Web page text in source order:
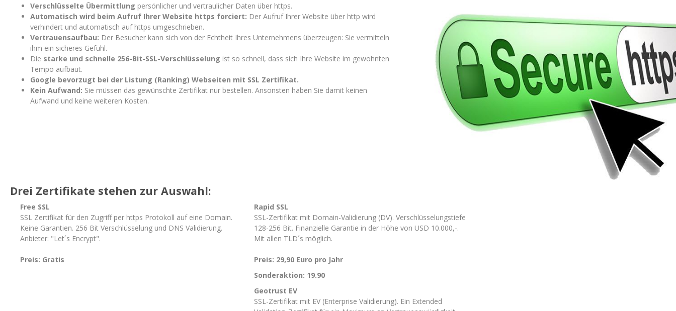
Verschlüsselte Übermittlung persönlicher und vertraulicher Daten über https.
Automatisch wird beim Aufruf Ihrer Website https forciert: Der Aufruf Ihrer Website über http wird
verhindert und automatisch auf https umgeschrieben.
Vertrauensaufbau: Der Besucher kann sich von der Echtheit Ihres Unternehmens überzeugen: Sie vermitteln
ihm ein sicheres Gefühl.
Die starke und schnelle 256-Bit-SSL-Verschlüsselung ist so schnell, dass sich Ihre Website im gewohnten
Tempo aufbaut.
Google bevorzugt bei der Listung (Ranking) Webseiten mit SSL Zertifikat.
Kein Aufwand: Sie müssen das gewünschte Zertifikat nur bestellen. Ansonsten haben Sie damit keinen
Aufwand und keine weiteren Kosten.
Drei Zertifikate stehen zur Auswahl:
Free SSL
SSL Zertifikat für den Zugriff per https Protokoll auf eine Domain.
Keine Garantien. 256 Bit Verschlüsselung und DNS Validierung.
Anbieter: "Let´s Encrypt".
Preis: Gratis
Rapid SSL
SSL-Zertifikat mit Domain-Validierung (DV). Verschlüsselungstiefe
128-256 Bit. Finanzielle Garantie in der Höhe von USD 10.000,-.
Mit allen TLD´s möglich.
Preis: 29,90 Euro pro Jahr
Sonderaktion: 19.90
Geotrust EV
SSL-Zertifikat mit EV (Enterprise Validierung). Ein Extended